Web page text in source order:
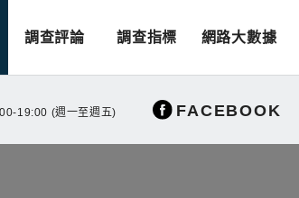
調查評論 調查指標 網路大數據
19:00 (週一至週五) FACEBOOK